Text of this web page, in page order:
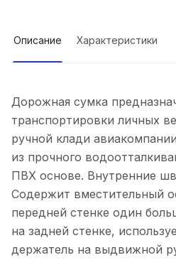
Описание Характеристики
Дорожная сумка
транспортировки личных
ручной клади
из прочного
ПВХ основе. Внутренние
Содержит вместительный
передней стенке один
на задней стенке,
держатель на выдвижной